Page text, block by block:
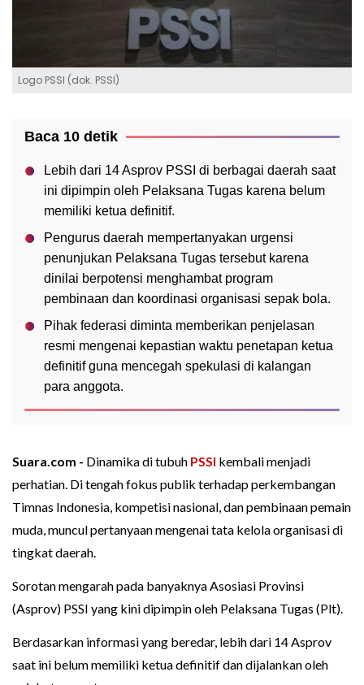
Logo PSSI (dok. PSSI)
Baca 10 detik
Lebih dari 14 Asprov PSSI di berbagai daerah saat
ini dipimpin oleh Pelaksana Tugas karena belum
memiliki ketua definitif.
Pengurus daerah mempertanyakan urgensi
penunjukan Pelaksana Tugas tersebut karena
dinilai berpotensi menghambat program
pembinaan dan koordinasi organisasi sepak bola.
Pihak federasi diminta memberikan penjelasan
resmi mengenai kepastian waktu penetapan ketua
definitif guna mencegah spekulasi di kalangan
para anggota.
Suara.com - Dinamika di tubuh PSSI kembali menjadi
perhatian. Di tengah fokus publik terhadap perkembangan
Timnas Indonesia, kompetisi nasional, dan pembinaan pemain
muda, muncul pertanyaan mengenai tata kelola organisasi di
tingkat daerah.
Sorotan mengarah pada banyaknya Asosiasi Provinsi
(Asprov) PSSI yang kini dipimpin oleh Pelaksana Tugas (Plt).
Berdasarkan informasi yang beredar, lebih dari 14 Asprov
saat ini belum memiliki ketua definitif dan dijalankan oleh